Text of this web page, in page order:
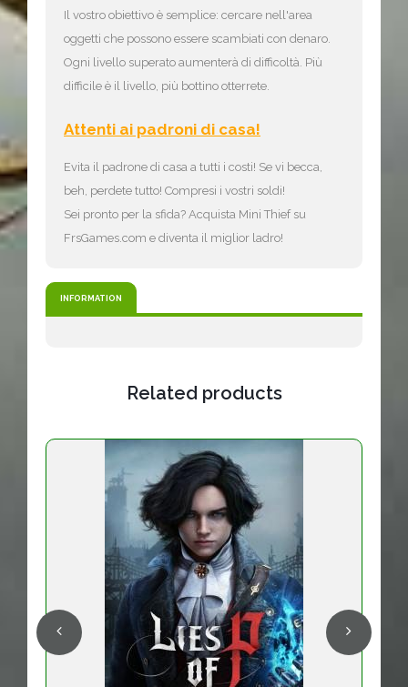
Il vostro obiettivo è semplice: cercare nell'area
oggetti che possono essere scambiati con denaro.
Ogni livello superato aumenterà di difficoltà. Più
difficile è il livello, più bottino otterrete.
Attenti ai padroni di casa!
Evita il padrone di casa a tutti i costi! Se vi becca,
beh, perdete tutto! Compresi i vostri soldi!
Sei pronto per la sfida? Acquista Mini Thief su
FrsGames.com e diventa il miglior ladro!
INFORMATION
Related products